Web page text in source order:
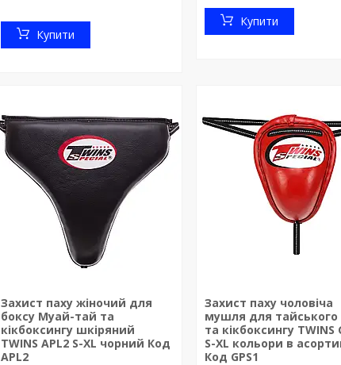
Купити
Купити
Захист паху жіночий для
боксу Муай-тай та
кікбоксингу шкіряний
TWINS APL2 S-XL чорний Код
APL2
Захист паху чоловіча
мушля для тайського
та кікбоксингу TWINS
S-XL кольори в
Код GPS1